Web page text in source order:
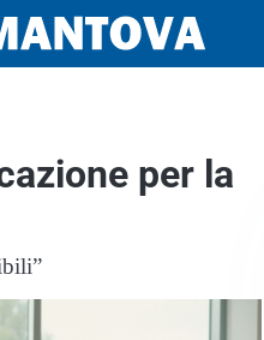
per la